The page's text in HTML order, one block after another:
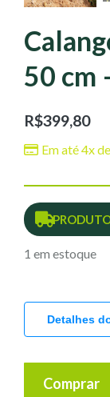
50 cm
R$399,80
Em até 4x de
1 em estoque
Detalhes
Comprar